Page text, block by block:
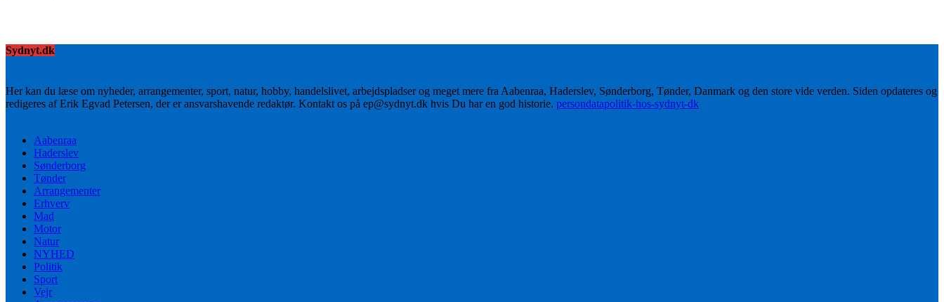
Sydnyt.dk
Her kan du læse om nyheder, arrangementer, sport, natur, hobby, handelslivet, arbejdspladser og meget mere fra Aabenraa, Haderslev, Sønderborg, Tønder, Danmark og den store vide verden. Siden opdateres og
redigeres af Erik Egvad Petersen, der er ansvarshavende redaktør. Kontakt os på ep@sydnyt.dk hvis Du har en god historie. persondatapolitik-hos-sydnyt-dk
Aabenraa
Haderslev
Sønderborg
Tønder
Arrangementer
Erhverv
Mad
Motor
Natur
NYHED
Politik
Sport
Vejr